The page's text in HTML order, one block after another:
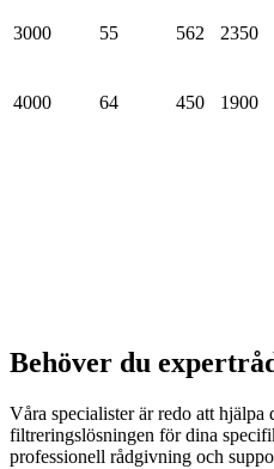
3000 55 562 2350
4000 64 450 1900
Behöver du
Våra specialister är redo att hjälpa
filtreringslösningen för dina
professionell rådgivning och